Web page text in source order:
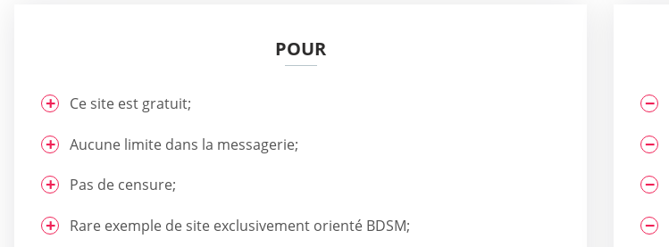
POUR
Ce site est gratuit;
Aucune limite dans la messagerie;
Pas de censure;
Rare exemple de site exclusivement orienté BDSM;